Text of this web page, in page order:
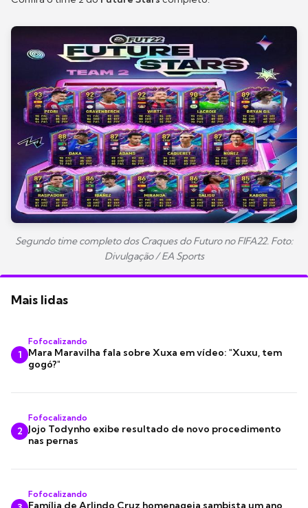
Segundo time completo dos Craques do Futuro no FIFA22. Foto:
Divulgação / EA Sports
Mais lidas
1
Fofocalizando
Mara Maravilha fala sobre Xuxa em vídeo: "Xuxu, tem
gogó?"
2
Fofocalizando
Jojo Todynho exibe resultado de novo procedimento
nas pernas
Fofocalizando
Família de Arlindo Cruz homenageia sambista um ano